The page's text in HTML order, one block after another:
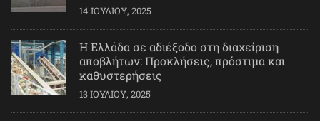
14 ΙΟΥΛΊΟΥ, 2025
Η Ελλάδα σε αδιέξοδο στη διαχείριση
αποβλήτων: Προκλήσεις, πρόστιμα και
καθυστερήσεις
13 ΙΟΥΛΊΟΥ, 2025